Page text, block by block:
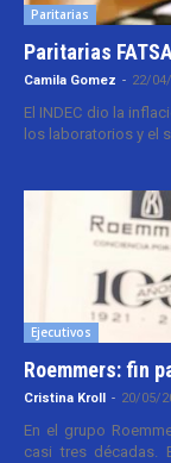
Paritarias
Paritarias
Camila Gomez - 22/
El INDEC dio la
los laboratorios y el
Ejecutivos
Roemmers: fin
Cristina Kroll - 20/05/
En el grupo
casi tres décadas.